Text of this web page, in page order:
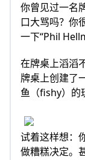
你曾见过一名
口大骂吗？你
一下“Phil
在牌桌上滔滔
牌桌上创建了
鱼（fishy）的
试着这样想：
做糟糕决定。